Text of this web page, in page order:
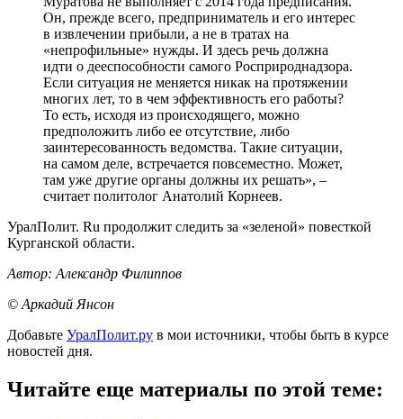
Он, прежде всего, предприниматель и его интерес
в извлечении прибыли, а не в тратах на
«непрофильные» нужды. И здесь речь должна
идти о дееспособности самого Росприроднадзора.
Если ситуация не меняется никак на протяжении
многих лет, то в чем эффективность его работы?
То есть, исходя из происходящего, можно
предположить либо ее отсутствие, либо
заинтересованность ведомства. Такие ситуации,
на самом деле, встречается повсеместно. Может,
там уже другие органы должны их решать», –
считает политолог Анатолий Корнеев.
УралПолит. Ru продолжит следить за «зеленой» повесткой
Курганской области.
Автор: Александр Филиппов
© Аркадий Янсон
Добавьте УралПолит.ру в мои источники, чтобы быть в курсе
новостей дня.
Читайте еще материалы по этой теме: